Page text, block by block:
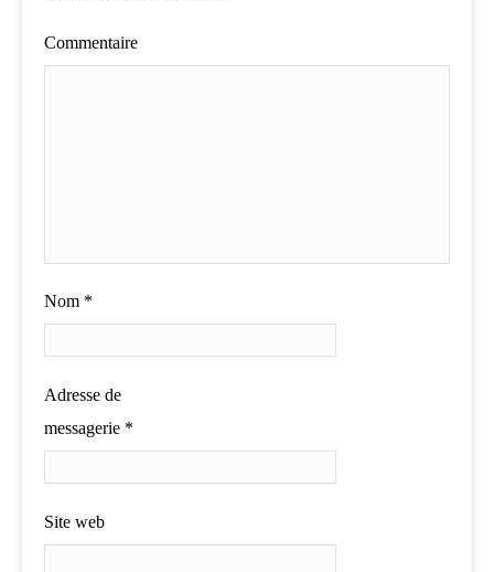
Commentaire
Nom *
Adresse de
messagerie *
Site web